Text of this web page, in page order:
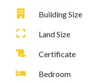
Building Size
Land Size
Certificate
Bedroom